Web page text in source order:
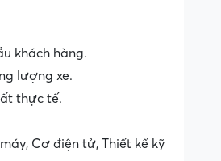
khách hàng.
lượng xe.
thực tế.
Cơ điện tử, Thiết kế kỹ